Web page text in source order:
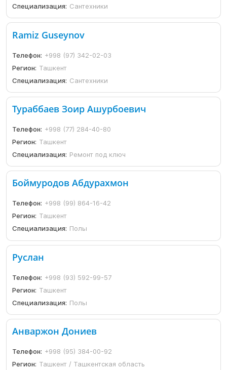
Специализация: Сантехники
Ramiz Guseynov
Телефон: +998 (97) 342-02-03
Регион: Ташкент
Специализация: Сантехники
Тураббаев Зоир Ашурбоевич
Телефон: +998 (77) 284-40-80
Регион: Ташкент
Специализация: Ремонт под ключ
Боймуродов Абдурахмон
Телефон: +998 (99) 864-16-42
Регион: Ташкент
Специализация: Полы
Руслан
Телефон: +998 (93) 592-99-57
Регион: Ташкент
Специализация: Полы
Анваржон Дониев
Телефон: +998 (95) 384-00-92
Регион: Ташкент / Ташкентская область